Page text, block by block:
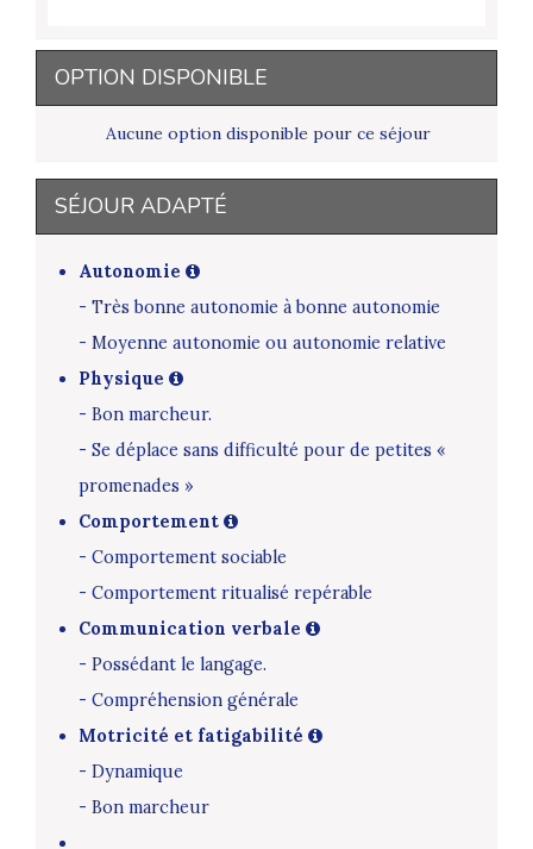
OPTION DISPONIBLE
Aucune option disponible pour ce séjour
SÉJOUR ADAPTÉ
Autonomie
- Très bonne autonomie à bonne autonomie
- Moyenne autonomie ou autonomie relative
Physique
- Bon marcheur.
- Se déplace sans difficulté pour de petites «
promenades »
Comportement
- Comportement sociable
- Comportement ritualisé repérable
Communication verbale
- Possédant le langage.
- Compréhension générale
Motricité et fatigabilité
- Dynamique
- Bon marcheur